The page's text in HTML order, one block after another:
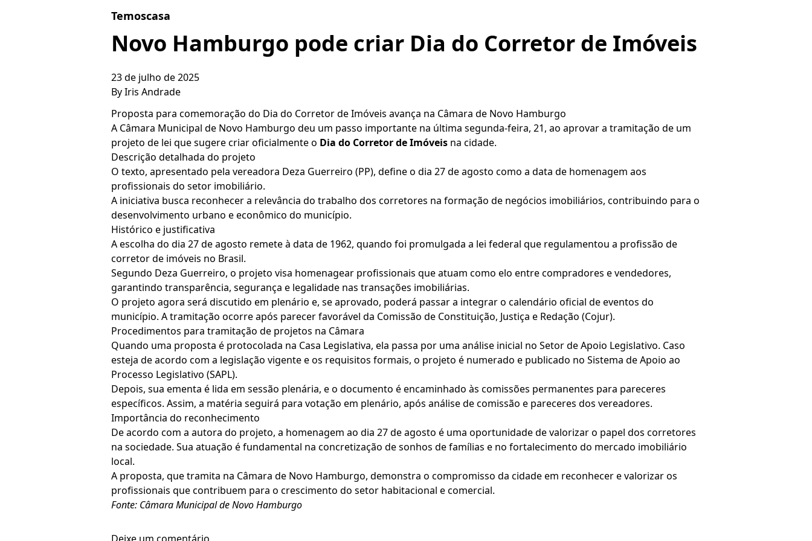
Temoscasa
Novo Hamburgo pode criar Dia do Corretor de Imóveis
23 de julho de 2025
ByIris Andrade
Proposta para comemoração do Dia do Corretor de Imóveis avança na Câmara de Novo Hamburgo
A Câmara Municipal de Novo Hamburgo deu um passo importante na última segunda-feira, 21, ao aprovar a tramitação de um
projeto de lei que sugere criar oficialmente o Dia do Corretor de Imóveis na cidade.
Descrição detalhada do projeto
O texto, apresentado pela vereadora Deza Guerreiro (PP), define o dia 27 de agosto como a data de homenagem aos
profissionais do setor imobiliário.
A iniciativa busca reconhecer a relevância do trabalho dos corretores na formação de negócios imobiliários, contribuindo para o
desenvolvimento urbano e econômico do município.
Histórico e justificativa
A escolha do dia 27 de agosto remete à data de 1962, quando foi promulgada a lei federal que regulamentou a profissão de
corretor de imóveis no Brasil.
Segundo Deza Guerreiro, o projeto visa homenagear profissionais que atuam como elo entre compradores e vendedores,
garantindo transparência, segurança e legalidade nas transações imobiliárias.
O projeto agora será discutido em plenário e, se aprovado, poderá passar a integrar o calendário oficial de eventos do
município. A tramitação ocorre após parecer favorável da Comissão de Constituição, Justiça e Redação (Cojur).
Procedimentos para tramitação de projetos na Câmara
Quando uma proposta é protocolada na Casa Legislativa, ela passa por uma análise inicial no Setor de Apoio Legislativo. Caso
esteja de acordo com a legislação vigente e os requisitos formais, o projeto é numerado e publicado no Sistema de Apoio ao
Processo Legislativo (SAPL).
Depois, sua ementa é lida em sessão plenária, e o documento é encaminhado às comissões permanentes para pareceres
específicos. Assim, a matéria seguirá para votação em plenário, após análise de comissão e pareceres dos vereadores.
Importância do reconhecimento
De acordo com a autora do projeto, a homenagem ao dia 27 de agosto é uma oportunidade de valorizar o papel dos corretores
na sociedade. Sua atuação é fundamental na concretização de sonhos de famílias e no fortalecimento do mercado imobiliário
local.
A proposta, que tramita na Câmara de Novo Hamburgo, demonstra o compromisso da cidade em reconhecer e valorizar os
profissionais que contribuem para o crescimento do setor habitacional e comercial.
Fonte: Câmara Municipal de Novo Hamburgo